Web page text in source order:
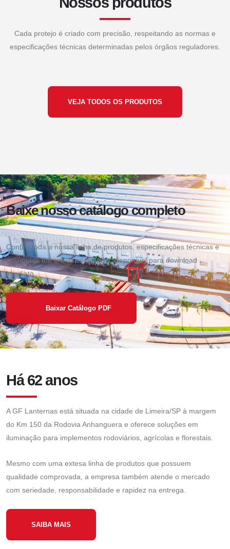
Cada protejo é criado com precisão, respeitando as normas e
especificações técnicas determinadas pelos órgãos reguladores.
VEJA TODOS OS PRODUTOS
Baixe nosso catálogo completo
Confira toda a nossa linha de produtos, especificações técnicas e
novidades em um único arquivo, disponível para download
imediato.
Baixar Catálogo PDF
Há 62 anos
A GF Lanternas está situada na cidade de Limeira/SP à margem
do Km 150 da Rodovia Anhanguera e oferece soluções em
iluminação para implementos rodoviários, agrícolas e florestais.
Mesmo com uma extesa linha de produtos que possuem
qualidade comprovada, a empresa também atende o mercado
com seriedade, responsabilidade e rapidez na entrega.
SAIBA MAIS